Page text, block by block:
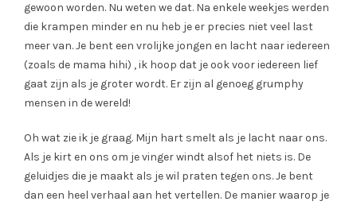
gewoon worden. Nu weten we dat. Na enkele weekjes werden
die krampen minder en nu heb je er precies niet veel last
meer van. Je bent een vrolijke jongen en lacht naar iedereen
(zoals de mama hihi) , ik hoop dat je ook voor iedereen lief
gaat zijn als je groter wordt. Er zijn al genoeg grumphy
mensen in de wereld!
Oh wat zie ik je graag. Mijn hart smelt als je lacht naar ons.
Als je kirt en ons om je vinger windt alsof het niets is. De
geluidjes die je maakt als je wil praten tegen ons. Je bent
dan een heel verhaal aan het vertellen. De manier waarop je